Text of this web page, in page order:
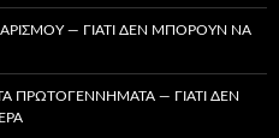
— ΓΙΑΤΊ ΔΕΝ ΜΠΟΡΟΎΝ ΝΑ
ΠΡΩΤΟΓΕΝΝΉΜΑΤΑ — ΓΙΑΤΊ ΔΕΝ